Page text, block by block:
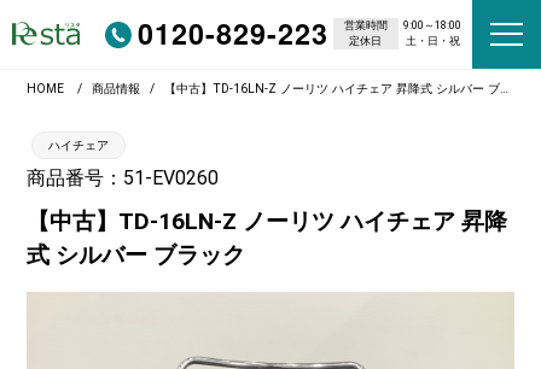
0120-829-223 営業時間
9:00～18:00
定休日
土・日・祝
HOME 商品情報 【中古】TD-16LN-Z ノーリツ ハイチェア 昇降式 シルバー ブラック
ハイチェア
商品番号：51-EV0260
【中古】TD-16LN-Z ノーリツ ハイチェア 昇降
式 シルバー ブラック